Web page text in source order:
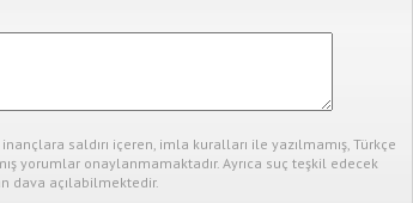
saldırı içeren, imla kuralları ile yazılmamış, Türkçe
yorumlar onaylanmamaktadır. Ayrıca suç teşkil edecek
dava açılabilmektedir.